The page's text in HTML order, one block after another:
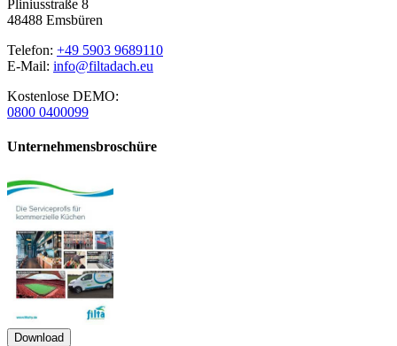
Pliniusstraße 8
48488 Emsbüren
Telefon: +49 5903 9689110
E-Mail: info@filtadach.eu
Kostenlose DEMO:
0800 0400099
Unternehmensbroschüre
Download